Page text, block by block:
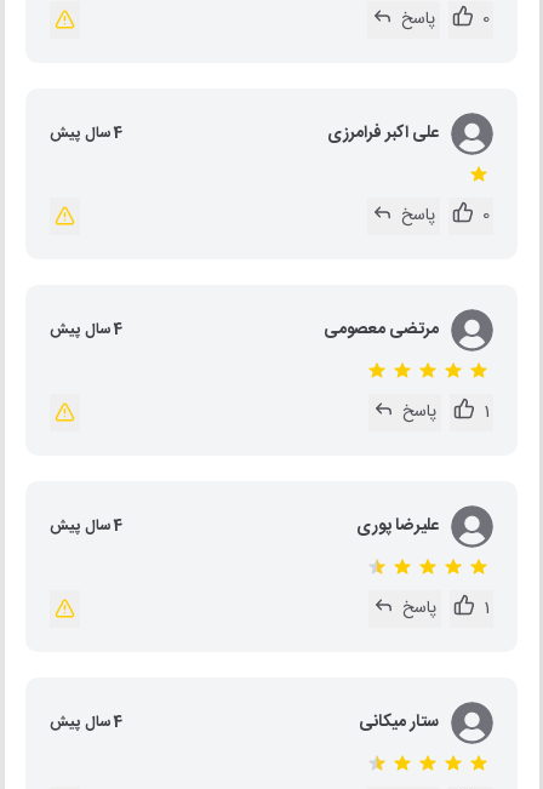
0
پاسخ
علی اکبر فرامرزی 4 سال پیش
0 پاسخ
مرتضی معصومی 4 سال پیش
1 پاسخ
علیرضا پوری 4 سال پیش
1 پاسخ
ستار میکانی 4 سال پیش